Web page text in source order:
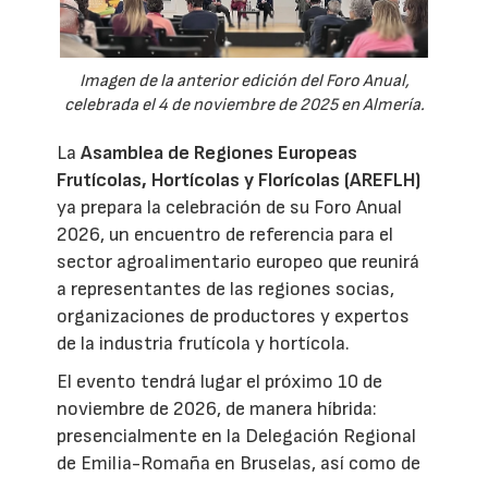
Imagen de la anterior edición del Foro Anual,
celebrada el 4 de noviembre de 2025 en Almería.
LaAsamblea de Regiones Europeas
Frutícolas, Hortícolas y Florícolas (AREFLH)
ya prepara la celebración de su Foro Anual
2026, un encuentro de referencia para el
sector agroalimentario europeo que reunirá
a representantes de las regiones socias,
organizaciones de productores y expertos
de la industria frutícola y hortícola.
El evento tendrá lugar el próximo 10 de
noviembre de 2026, de manera híbrida:
presencialmente en la Delegación Regional
de Emilia-Romaña en Bruselas, así como de